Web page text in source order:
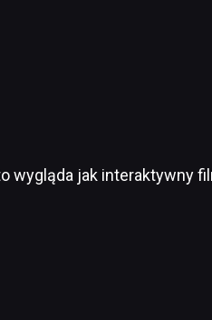
wygląda jak interaktywny